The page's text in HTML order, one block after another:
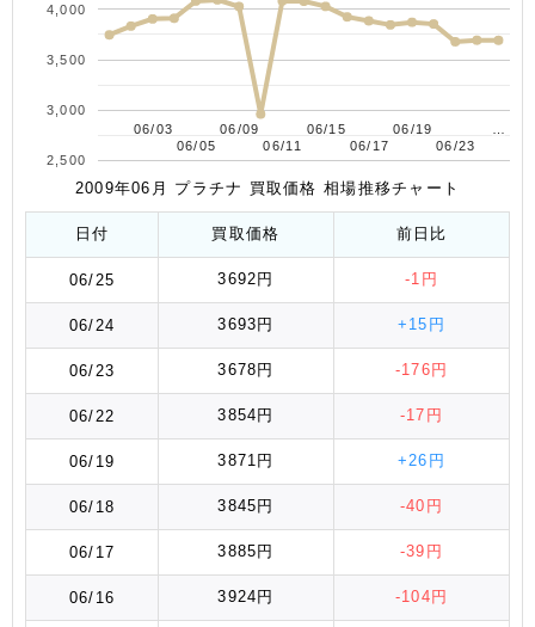
06/03
06/03
06/05
06/05
06/09
06/09
06/11
06/11
06/15
06/15
06/17
06/17
06/19
06/19
06/23
06/23
2,500
3,000
3,500
4,000
2009年06月 プラチナ 買取価格 相場推移チャート
日付 買取価格 前日比
06/25 3692円 -1円
06/24 3693円 +15円
06/23 3678円 -176円
06/22 3854円 -17円
06/19 3871円 +26円
06/18 3845円 -40円
06/17 3885円 -39円
06/16 3924円 -104円